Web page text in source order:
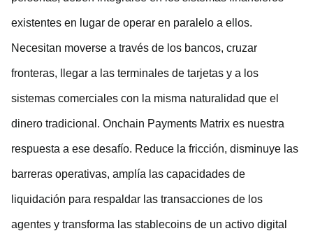
existentes en lugar de operar en paralelo a ellos.
Necesitan moverse a través de los bancos, cruzar
fronteras, llegar a las terminales de tarjetas y a los
sistemas comerciales con la misma naturalidad que el
dinero tradicional. Onchain Payments Matrix es nuestra
respuesta a ese desafío. Reduce la fricción, disminuye las
barreras operativas, amplía las capacidades de
liquidación para respaldar las transacciones de los
agentes y transforma las stablecoins de un activo digital